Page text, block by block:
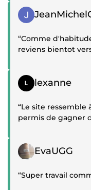
Positive review
“Comme
reviens bientot
Positive review
lexanne
“Le site ressemble
permis de gagner
Positive review
EvaUGG
“Super travail